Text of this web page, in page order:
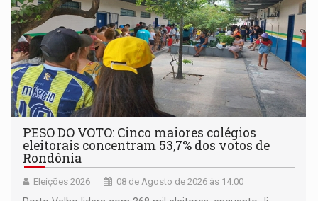
PESO DO VOTO: Cinco maiores colégios
eleitorais concentram 53,7% dos votos de
Rondônia
Eleições 2026 08 de Agosto de 2026 às 14:00